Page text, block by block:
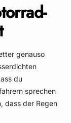
genauso
du
sprechen
dass der Regen